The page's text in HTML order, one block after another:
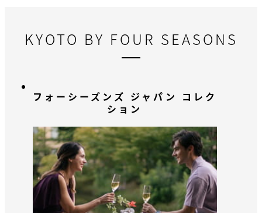
KYOTO BY FOUR SEASONS
フォーシーズンズ ジャパン コレク
ション